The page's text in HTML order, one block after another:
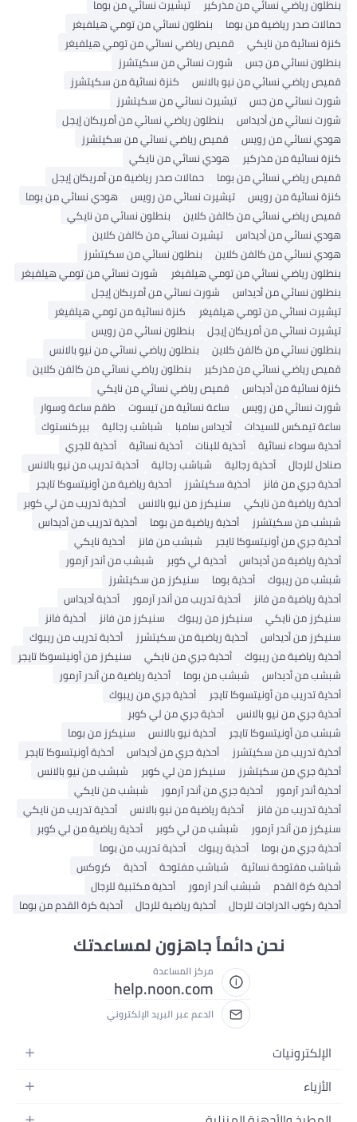
بنطلون رياضي نسائي من مذركير
تيشيرت نسائي من بوما
حمالات صدر رياضية من بوما
بنطلون نسائي من تومي هيلفيغر
كنزة نسائية من نايكي
قميص رياضي نسائي من تومي هيلفيغر
بنطلون نسائي من جس
شورت نسائي من سكيتشرز
قميص رياضي نسائي من نيو بالانس
كنزة نسائية من سكيتشرز
شورت نسائي من جس
تيشيرت نسائي من سكيتشرز
شورت نسائي من أديداس
بنطلون رياضي نسائي من أمريكان إيجل
هودي نسائي من رويس
قميص رياضي نسائي من سكيتشرز
كنزة نسائية من مذركير
هودي نسائي من نايكي
قميص رياضي نسائي من بوما
حمالات صدر رياضية من أمريكان إيجل
كنزة نسائية من رويس
تيشيرت نسائي من رويس
هودي نسائي من بوما
قميص رياضي نسائي من كالفن كلاين
بنطلون نسائي من نايكي
هودي نسائي من أديداس
تيشيرت نسائي من كالفن كلاين
هودي نسائي من كالفن كلاين
بنطلون نسائي من سكيتشرز
بنطلون رياضي نسائي من تومي هيلفيغر
شورت نسائي من تومي هيلفيغر
بنطلون نسائي من أديداس
شورت نسائي من أمريكان إيجل
تيشيرت نسائي من تومي هيلفيغر
كنزة نسائية من تومي هيلفيغر
تيشيرت نسائي من أمريكان إيجل
بنطلون نسائي من رويس
بنطلون نسائي من كالفن كلاين
بنطلون رياضي نسائي من نيو بالانس
قميص رياضي نسائي من مذركير
بنطلون رياضي نسائي من كالفن كلاين
كنزة نسائية من أديداس
قميص رياضي نسائي من نايكي
شورت نسائي من رويس
ساعة نسائية من تيسوت
طقم ساعة وسوار
ساعة تيمكس للسيدات
أديداس سامبا شباشب رجالية
بيركنستوك
أحذية سوداء نسائية
أحذية للبنات أحذية نسائية
أحذية للجري
صنادل للرجال
أحذية رجالية شباشب رجالية
أحذية تدريب من نيو بالانس
أحذية جري من فانز
أحذية سكيتشرز
أحذية رياضية من أونيتسوكا تايجر
أحذية رياضية من نايكي
سنيكرز من نيو بالانس
أحذية تدريب من لي كوبر
شبشب من سكيتشرز
أحذية رياضية من بوما
أحذية تدريب من أديداس
أحذية جري من أونيتسوكا تايجر
شبشب من فانز
أحذية نايكي
أحذية رياضية من أديداس
أحذية لي كوبر
شبشب من أندر آرمور
شبشب من ريبوك
أحذية بوما
سنيكرز من سكيتشرز
أحذية رياضية من فانز
أحذية تدريب من أندر آرمور
أحذية أديداس
سنيكرز من نايكي
سنيكرز من ريبوك سنيكرز من فانز
أحذية فانز
سنيكرز من أديداس
أحذية رياضية من سكيتشرز
أحذية تدريب من ريبوك
أحذية رياضية من ريبوك
أحذية جري من نايكي
سنيكرز من أونيتسوكا تايجر
شبشب من أديداس
شبشب من بوما
أحذية رياضية من أندر آرمور
أحذية تدريب من أونيتسوكا تايجر
أحذية جري من ريبوك
أحذية جري من نيو بالانس
أحذية جري من لي كوبر
شبشب من أونيتسوكا تايجر
أحذية نيو بالانس
سنيكرز من بوما
أحذية تدريب من سكيتشرز
أحذية جري من أديداس
أحذية أونيتسوكا تايجر
أحذية جري من سكيتشرز
سنيكرز من لي كوبر
شبشب من نيو بالانس
أحذية أندر آرمور
أحذية جري من أندر آرمور
شبشب من نايكي
أحذية تدريب من فانز
أحذية رياضية من نيو بالانس
أحذية تدريب من نايكي
سنيكرز من أندر آرمور
شبشب من لي كوبر
أحذية رياضية من لي كوبر
أحذية جري من بوما
أحذية ريبوك
أحذية تدريب من بوما
شباشب مفتوحة نسائية
شباشب مفتوحة أحذية
كروكس
أحذية كرة القدم
شبشب أندر آرمور
أحذية مكتبية للرجال
أحذية ركوب الدراجات للرجال
أحذية رياضية للرجال أحذية كرة القدم من بوما
نحن دائماً جاهزون لمساعدتك
مركز المساعدة
help.noon.com
الدعم عبر البريد الإلكتروني
الإلكترونيات
الجوالات
الأزياء
أزياء نسائية